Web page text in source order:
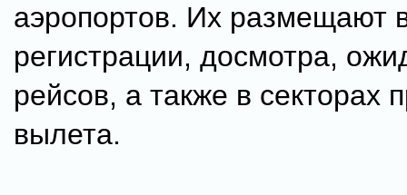
аэропортов. Их размещают
регистрации, досмотра,
рейсов, а также в секторах
вылета.